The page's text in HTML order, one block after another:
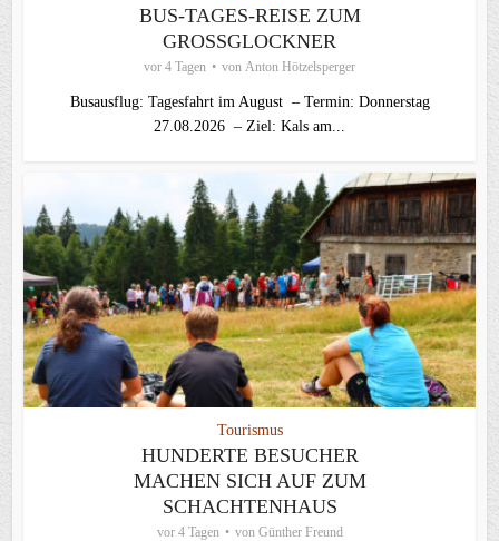
BUS-TAGES-REISE ZUM
GROSSGLOCKNER
vor 4 Tagen von Anton Hötzelsperger
Busausflug: Tagesfahrt im August – Termin: Donnerstag
27.08.2026 – Ziel: Kals am...
Tourismus
HUNDERTE BESUCHER
MACHEN SICH AUF ZUM
SCHACHTENHAUS
vor 4 Tagen von Günther Freund